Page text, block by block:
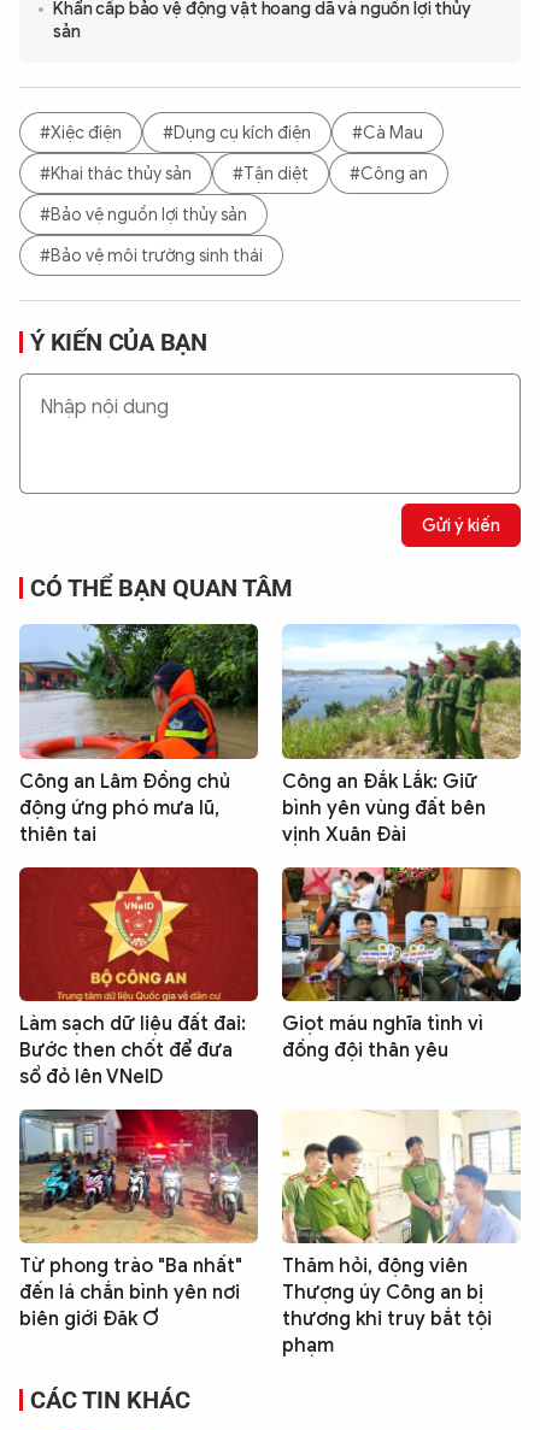
Khẩn cấp bảo vệ động vật hoang dã và nguồn lợi thủy
sản
#Xiệc điện #Dụng cụ kích điện
#Cà Mau
#Khai thác thủy sản
#Tận diệt
#Công an
#Bảo vệ nguồn lợi thủy sản
#Bảo vệ môi trường sinh thái
Ý KIẾN CỦA BẠN
Gửi ý kiến
CÓ THỂ BẠN QUAN TÂM
Công an Lâm Đồng chủ
động ứng phó mưa lũ,
thiên tai
Công an Đắk Lắk: Giữ
bình yên vùng đất bên
vịnh Xuân Đài
Làm sạch dữ liệu đất đai:
Bước then chốt để đưa
sổ đỏ lên VNeID
Giọt máu nghĩa tình vì
đồng đội thân yêu
Từ phong trào "Ba nhất"
đến lá chắn bình yên nơi
biên giới Đăk Ơ
Thăm hỏi, động viên
Thượng úy Công an bị
thương khi truy bắt tội
phạm
CÁC TIN KHÁC